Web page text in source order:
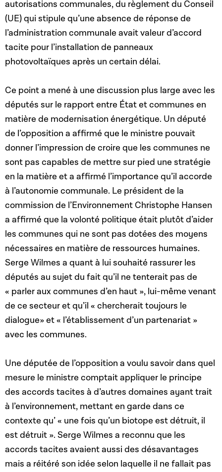
autorisations communales, du règlement du Conseil
(UE) qui stipule qu’une absence de réponse de
l’administration communale avait valeur d’accord
tacite pour l’installation de panneaux
photovoltaïques après un certain délai.
Ce point a mené à une discussion plus large avec les
députés sur le rapport entre État et communes en
matière de modernisation énergétique. Un député
de l’opposition a affirmé que le ministre pouvait
donner l’impression de croire que les communes ne
sont pas capables de mettre sur pied une stratégie
en la matière et a affirmé l’importance qu’il accorde
à l’autonomie communale. Le président de la
commission de l’Environnement Christophe Hansen
a affirmé que la volonté politique était plutôt d’aider
les communes qui ne sont pas dotées des moyens
nécessaires en matière de ressources humaines.
Serge Wilmes a quant à lui souhaité rassurer les
députés au sujet du fait qu’il ne tenterait pas de
« parler aux communes d’en haut », lui-même venant
de ce secteur et qu’il « chercherait toujours le
dialogue» et « l’établissement d’un partenariat »
avec les communes.
Une députée de l’opposition a voulu savoir dans quel
mesure le ministre comptait appliquer le principe
des accords tacites à d’autres domaines ayant trait
à l’environnement, mettant en garde dans ce
contexte qu’ « une fois qu’un biotope est détruit, il
est détruit ». Serge Wilmes a reconnu que les
accords tacites avaient aussi des désavantages
mais a réitéré son idée selon laquelle il ne fallait pas